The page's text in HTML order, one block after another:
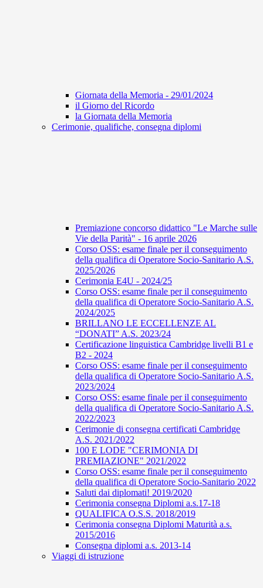
Giornata della Memoria - 29/01/2024
il Giorno del Ricordo
la Giornata della Memoria
Cerimonie, qualifiche, consegna diplomi
Premiazione concorso didattico "Le Marche sulle
Vie della Parità" - 16 aprile 2026
Corso OSS: esame finale per il conseguimento
della qualifica di Operatore Socio-Sanitario A.S.
2025/2026
Cerimonia E4U - 2024/25
Corso OSS: esame finale per il conseguimento
della qualifica di Operatore Socio-Sanitario A.S.
2024/2025
BRILLANO LE ECCELLENZE AL
“DONATI” A.S. 2023/24
Certificazione linguistica Cambridge livelli B1 e
B2 - 2024
Corso OSS: esame finale per il conseguimento
della qualifica di Operatore Socio-Sanitario A.S.
2023/2024
Corso OSS: esame finale per il conseguimento
della qualifica di Operatore Socio-Sanitario A.S.
2022/2023
Cerimonie di consegna certificati Cambridge
A.S. 2021/2022
100 E LODE "CERIMONIA DI
PREMIAZIONE" 2021/2022
Corso OSS: esame finale per il conseguimento
della qualifica di Operatore Socio-Sanitario 2022
Saluti dai diplomati! 2019/2020
Cerimonia consegna Diplomi a.s.17-18
QUALIFICA O.S.S. 2018/2019
Cerimonia consegna Diplomi Maturità a.s.
2015/2016
Consegna diplomi a.s. 2013-14
Viaggi di istruzione